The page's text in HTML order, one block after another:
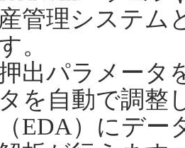
産管理システム
。
出パラメータ
タを自動で調整
（EDA）にデ